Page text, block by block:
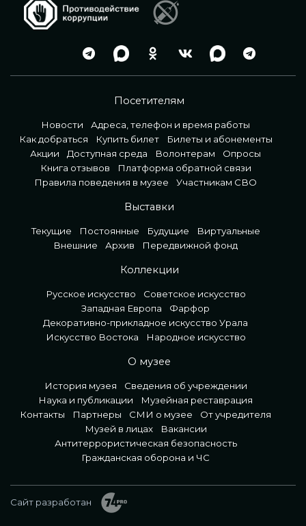
Посетителям
Новости
Адреса, телефон и время работы
Как добраться
Купить билет
Билеты и абонементы
Акции
Доступная среда Волонтерам
Опросы
Книга отзывов
Платформа обратной связи
Правила поведения в музее
Участникам СВО
Выставки
Текущие Постоянные Будущие
Виртуальные
Внешние
Архив Передвижной фонд
Коллекции
Русское искусство
Советское искусство
Западная Европа
Фарфор
Декоративно-прикладное искусство Урала
Искусство Востока
Народное искусство
О музее
История музея
Сведения об учреждении
Наука и публикации
Музейная реставрация
Контакты
Партнеры СМИ о музее
От учредителя
Музей в лицах
Вакансии
Антитеррористическая безопасность
Гражданская оборона и ЧС
Сайт разработан